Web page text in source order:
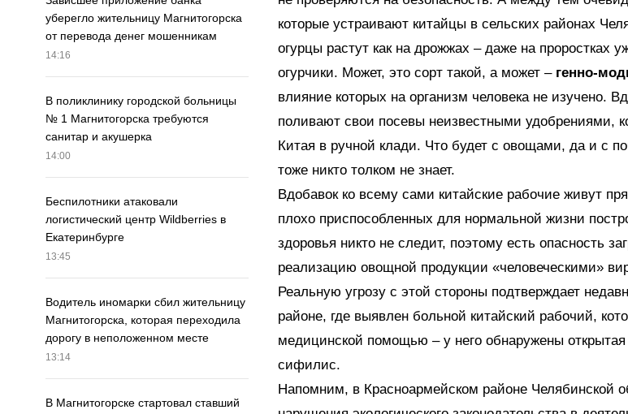
уберегло жительницу Магнитогорска
от перевода денег мошенникам
14:16
В поликлинику городской больницы
№ 1 Магнитогорска требуются
санитар и акушерка
14:00
Беспилотники атаковали
логистический центр Wildberries в
Екатеринбурге
13:45
Водитель иномарки сбил жительницу
Магнитогорска, которая переходила
дорогу в неположенном месте
13:14
В Магнитогорске стартовал ставший
которые устраивают китайцы в сельских районах
огурцы растут как на дрожжах – даже на проростках
огурчики. Может, это сорт такой, а может – генно-
влияние которых на организм человека не изучено.
поливают свои посевы неизвестными удобрениями,
Китая в ручной клади. Что будет с овощами, да и с
тоже никто толком не знает.
Вдобавок ко всему сами китайские рабочие живут
плохо приспособленных для нормальной жизни
здоровья никто не следит, поэтому есть опасность
реализацию овощной продукции «человеческими»
Реальную угрозу с этой стороны подтверждает
районе, где выявлен больной китайский рабочий,
медицинской помощью – у него обнаружены
сифилис.
Напомним, в Красноармейском районе Челябинской